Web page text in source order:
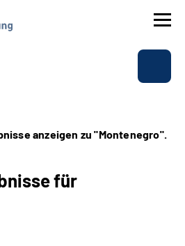
anzeigen zu "Montenegro".
für